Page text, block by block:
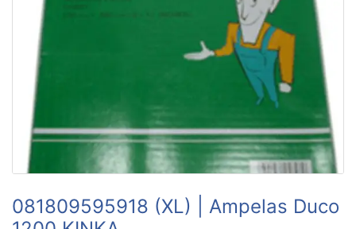
081809595918 (XL) | Ampelas Duco